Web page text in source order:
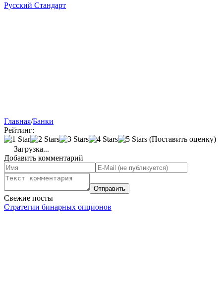
Русский Стандарт
Главная/Банки
Рейтинг:
(Поставить оценку)
Загрузка...
Добавить комментарий
Свежие посты
Стратегии бинарных опционов